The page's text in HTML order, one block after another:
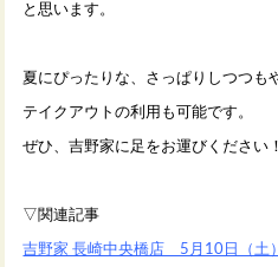
と思います。
夏にぴったりな、さっぱりしつつも
テイクアウトの利用も可能です。
ぜひ、吉野家に足をお運びください！
▽関連記事
吉野家 長崎中央橋店 5月10日（土